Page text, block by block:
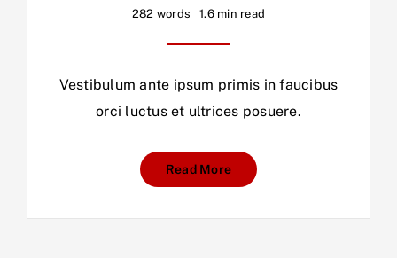
282 words 1.6 min read
Vestibulum ante ipsum primis in faucibus
orci luctus et ultrices posuere.
Read More